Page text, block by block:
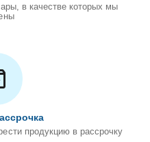
в качестве которых мы
продукцию в рассрочку